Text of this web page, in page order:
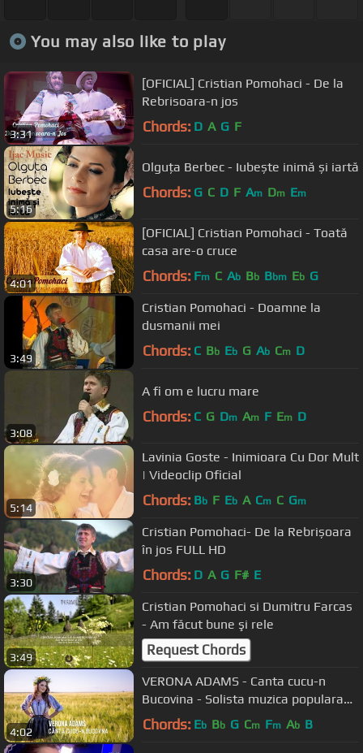
You may also like to play
3:31
[OFICIAL] Cristian Pomohaci - De la
Rebrisoara-n jos
Chords: D A G F
5:16
Olguța Berbec - Iubește inimă și iartă
Chords: G C D F Am Dm Em
4:01
[OFICIAL] Cristian Pomohaci - Toată
casa are-o cruce
Chords: Fm C Ab Bb Bbm Eb G
3:49
Cristian Pomohaci - Doamne la
dusmanii mei
Chords: C Bb Eb G Ab Cm D
3:08
A fi om e lucru mare
Chords: C G Dm Am F Em D
5:14
Lavinia Goste - Inimioara Cu Dor Mult
| Videoclip Oficial
Chords: Bb F Eb A Cm C Gm
3:30
Cristian Pomohaci- De la Rebrișoara
în jos FULL HD
Chords: D A G F# E
3:49
Cristian Pomohaci si Dumitru Farcas
- Am făcut bune şi rele
Request Chords
4:02
VERONA ADAMS - Canta cucu-n
Bucovina - Solista muzica populara
nunti
Chords: Eb Bb G Cm Fm Ab B